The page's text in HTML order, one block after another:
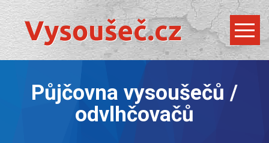
Půjčovna vysoušečů /
odvlhčovačů